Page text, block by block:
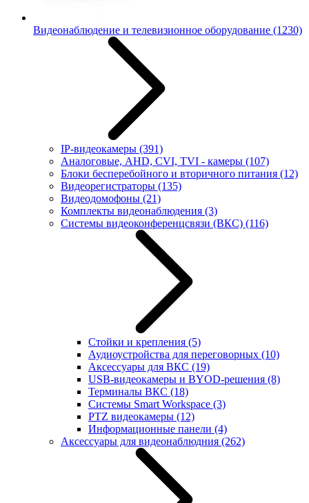
Видеонаблюдение и телевизионное оборудование (1230)
IP-видеокамеры (391)
Аналоговые, AHD, CVI, TVI - камеры (107)
Блоки бесперебойного и вторичного питания (12)
Видеорегистраторы (135)
Видеодомофоны (21)
Комплекты видеонаблюдения (3)
Системы видеоконференцсвязи (ВКС) (116)
Стойки и крепления (5)
Аудиоустройства для переговорных (10)
Аксессуары для ВКС (19)
USB-видеокамеры и BYOD-решения (8)
Терминалы ВКС (18)
Системы Smart Workspace (3)
PTZ видеокамеры (12)
Информационные панели (4)
Аксессуары для видеонаблюдния (262)